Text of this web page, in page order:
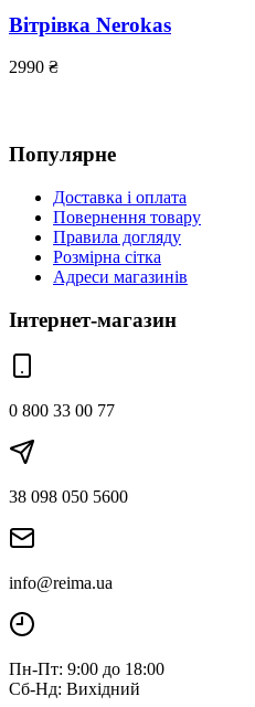
Вітрівка Nerokas
2990 ₴
Популярне
Доставка і оплата
Повернення товару
Правила догляду
Розмірна сітка
Адреси магазинів
Інтернет-магазин
0 800 33 00 77
38 098 050 5600
info@reima.ua
Пн-Пт: 9:00 до 18:00
Сб-Нд: Вихідний